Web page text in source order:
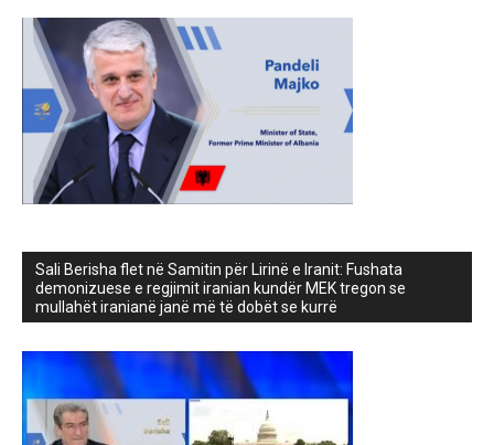
Sali Berisha flet në Samitin për Lirinë e Iranit: Fushata
demonizuese e regjimit iranian kundër MEK tregon se
mullahët iranianë janë më të dobët se kurrë